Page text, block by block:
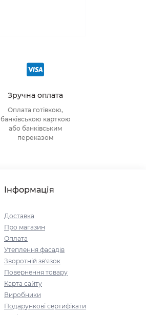
Зручна оплата
Оплата готівкою,
банківською карткою
або банківським
переказом
Інформація
Доставка
Про магазин
Оплата
Утеплення фасадів
Зворотній зв'язок
Повернення товару
Карта сайту
Виробники
Подарункові сертифікати